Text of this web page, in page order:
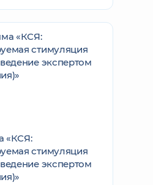
«КСЯ:
стимуляция
экспертом